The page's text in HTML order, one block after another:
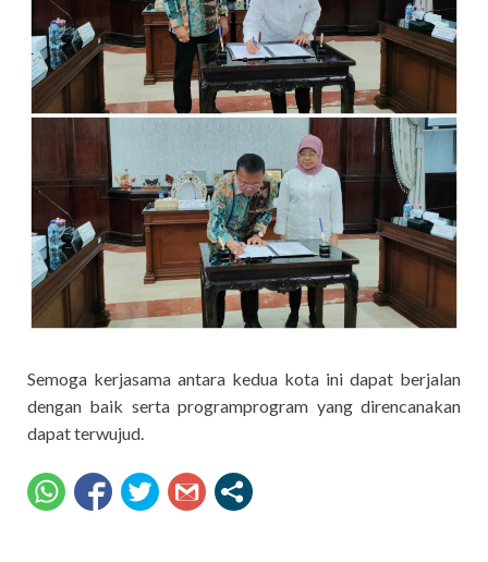
Semoga kerjasama antara kedua kota ini dapat berjalan
dengan baik serta programprogram yang direncanakan
dapat terwujud.